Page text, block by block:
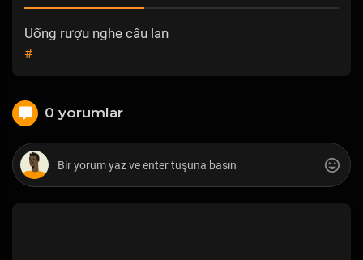
Uống rượu nghe câu lan
#
0 yorumlar